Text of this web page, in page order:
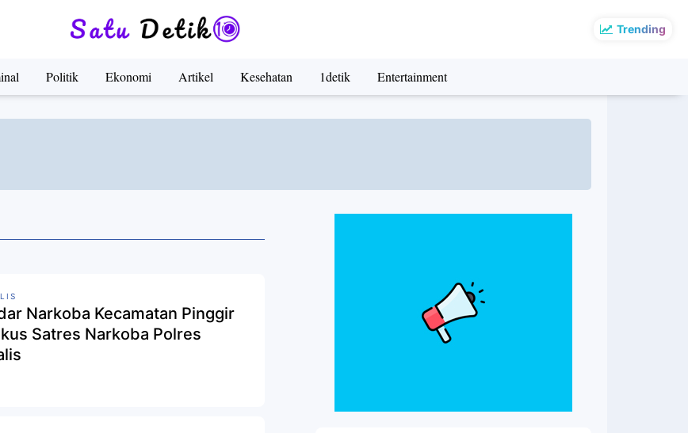
Trending
Politik Ekonomi Artikel Kesehatan 1detik Entertainment
Narkoba Kecamatan Pinggir
Satres Narkoba Polres